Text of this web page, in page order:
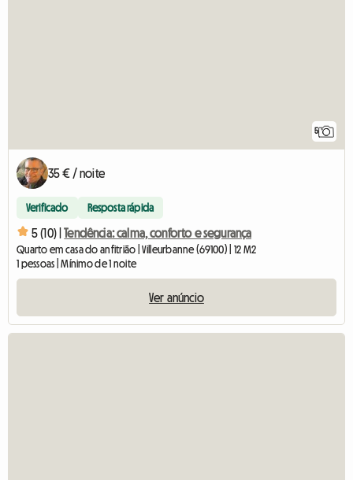
5
35 € / noite
Verificado Resposta rápida
5 (10) | Tendência: calma, conforto e segurança
Quarto em casa do anfitrião | Villeurbanne (69100) | 12 M2
1 pessoas | Mínimo de 1 noite
Ver anúncio